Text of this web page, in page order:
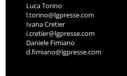
Luca Torino
l.torino@lgpresse.com
Ivana Cretier
i.cretier@lgpresse.com
Daniele Fimiano
d.fimiano@lgpresse.com